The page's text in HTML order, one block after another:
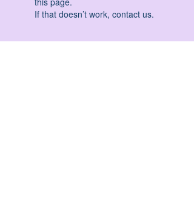
If that doesn’t work, contact us.